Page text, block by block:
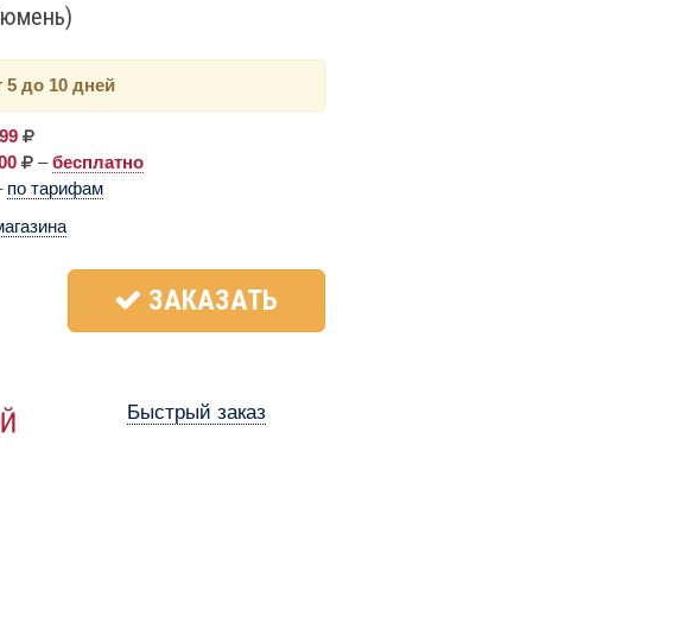
5 до 10 дней
–бесплатно
по тарифам
ЗАКАЗАТЬ
Быстрый заказ